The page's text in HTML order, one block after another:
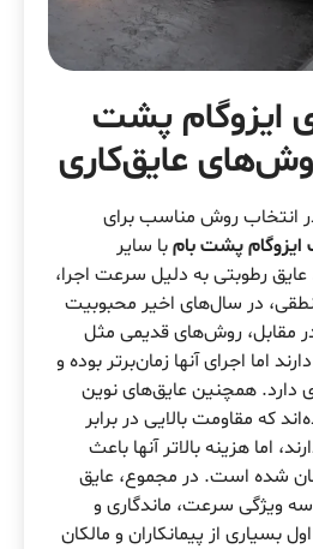
ایزوگام پشت
عایق‌کاری
انتخاب روش مناسب برای
پشت بامبا سایر
رطوبتی به دلیل سرعت اجرا،
در سال‌های اخیر محبوبیت
مقابل، روش‌های قدیمی مثل
اما اجرای آنها زمان‌برتر بوده و
دارد. همچنین عایق‌های نوین
که مقاومت بالایی در برابر
اما هزینه بالاتر آنها باعث
شده است. در مجموع، عایق
ویژگی سرعت، ماندگاری و
بسیاری از پیمانکاران و مالکان